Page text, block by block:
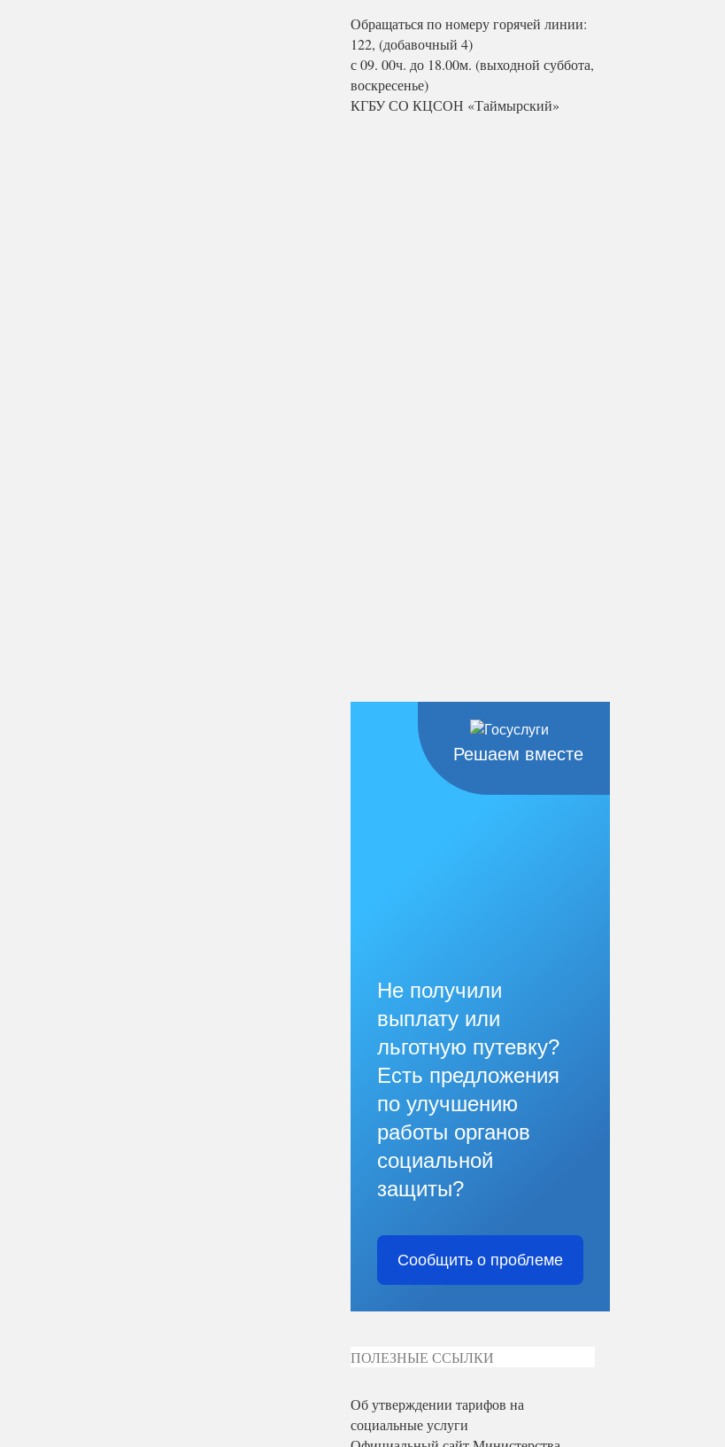
Обращаться по номеру горячей линии:
122, (добавочный 4)
с 09. 00ч. до 18.00м. (выходной суббота,
воскресенье)
КГБУ СО КЦСОН «Таймырский»
Решаем вместе
Не получили
выплату или
льготную путевку?
Есть предложения
по улучшению
работы органов
социальной
защиты?
Сообщить о проблеме
ПОЛЕЗНЫЕ ССЫЛКИ
Об утверждении тарифов на
социальные услуги